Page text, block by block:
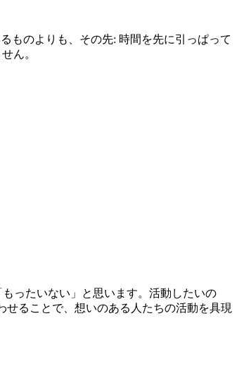
ものよりも、その先: 時間を先に引っぱって
ん。
ったいない」と思います。活動したいの
ることで、想いのある人たちの活動を具現